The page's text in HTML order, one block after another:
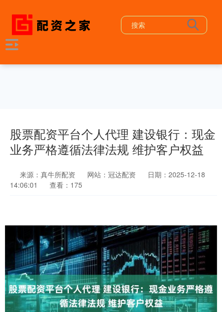
股票配资平台个人代理 建设银行：现金
业务严格遵循法律法规 维护客户权益
来源：真牛所配资 网站：冠达配资
日期：2025-12-18
14:06:01
查看：175